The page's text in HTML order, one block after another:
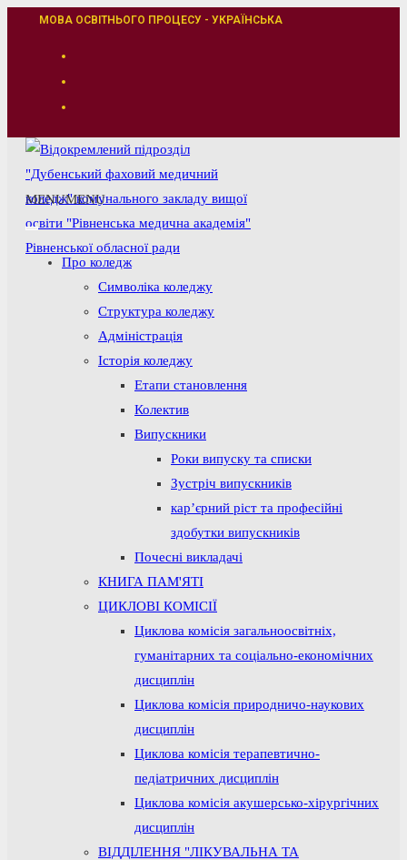
ПерейтиМОВА ОСВІТНЬОГО ПРОЦЕСУ - УКРАЇНСЬКА
MENUMENU
Про коледж
Символіка коледжу
Структура коледжу
Адміністрація
Історія коледжу
Етапи становлення
Колектив
Випускники
Роки випуску та списки
Зустріч випускників
кар’єрний ріст та професійні
здобутки випускників
Почесні викладачі
КНИГА ПАМ'ЯТІ
ЦИКЛОВІ КОМІСІЇ
Циклова комісія загальноосвітніх,
гуманітарних та соціально-економічних
дисциплін
Циклова комісія природничо-наукових
дисциплін
Циклова комісія терапевтично-
педіатричних дисциплін
Циклова комісія акушерсько-хірургічних
дисциплін
ВІДДІЛЕННЯ "ЛІКУВАЛЬНА ТА